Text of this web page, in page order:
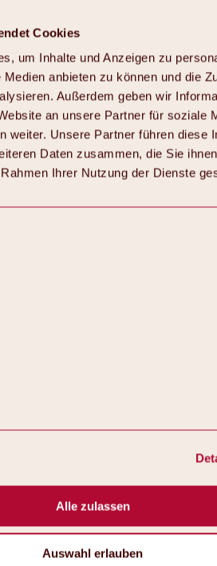
Cookies
um Inhalte und Anzeigen zu
anbieten zu können und die
Außerdem geben wir
an unsere Partner für soziale
weiter. Unsere Partner führen diese
Daten zusammen, die Sie
Ihrer Nutzung der Dienste
Alle zulassen
Auswahl erlauben
Skifahren & Snowboarden | Skigebiete
Skigebiet Hochoetz